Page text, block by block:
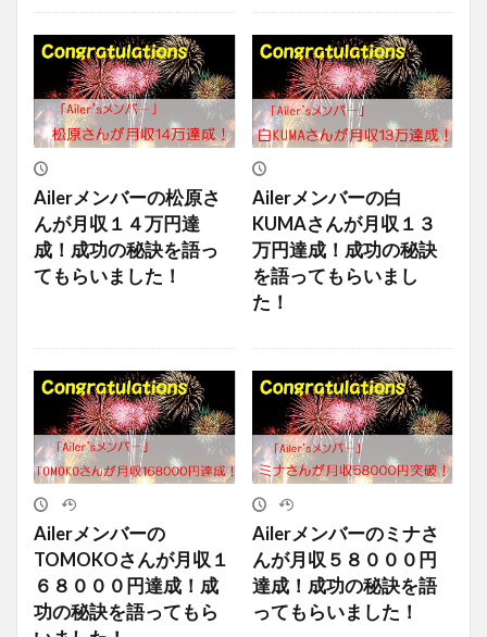
Ailerメンバーの松原さ
んが月収１４万円達
成！成功の秘訣を語っ
てもらいました！
Ailerメンバーの白
KUMAさんが月収１３
万円達成！成功の秘訣
を語ってもらいまし
た！
Ailerメンバーの
TOMOKOさんが月収１
６８０００円達成！成
功の秘訣を語ってもら
Ailerメンバーのミナさ
んが月収５８０００円
達成！成功の秘訣を語
ってもらいました！